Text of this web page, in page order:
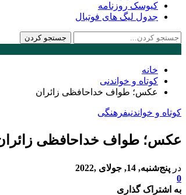
کیوسک روزنامه
جدول لیگ های فوتبال
خانه
کوتاه و خواندنی
عکس؛ طواف خداحافظی زائران
کوتاه و خواندنیفرهنگی
عکس؛ طواف خداحافظی
در پنج‌شنبه, 14, جولای ,2022
0
به اشتراک گذاری